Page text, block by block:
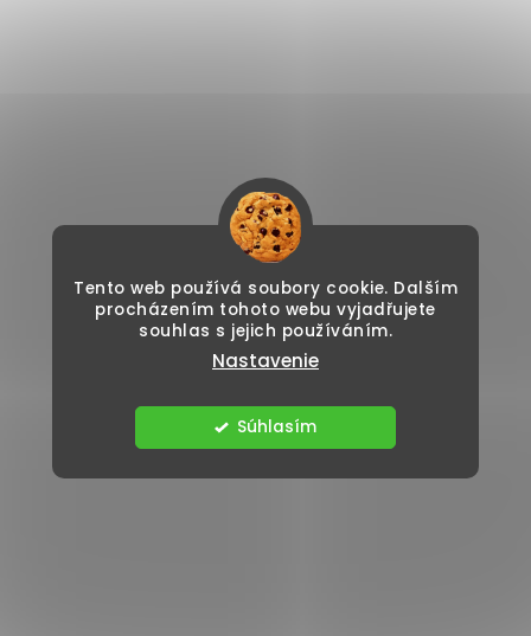
Tento web používá soubory cookie. Dalším
procházením tohoto webu vyjadřujete
souhlas s jejich používáním.
Nastavenie
Súhlasím